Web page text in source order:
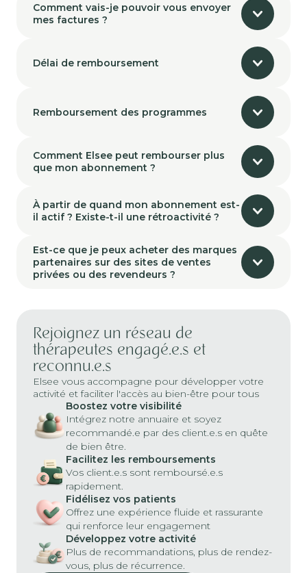
Comment vais-je pouvoir vous envoyer
mes factures ?
Délai de remboursement
Remboursement des programmes
Comment Elsee peut rembourser plus
que mon abonnement ?
À partir de quand mon abonnement est-
il actif ? Existe-t-il une rétroactivité ?
Est-ce que je peux acheter des marques
partenaires sur des sites de ventes
privées ou des revendeurs ?
Rejoignez un réseau de
thérapeutes engagé.e.s et
reconnu.e.s
Elsee vous accompagne pour développer votre
activité et faciliter l'accès au bien-être pour tous
Boostez votre visibilité
Intégrez notre annuaire et soyez
recommandé.e par des client.e.s en quête
de bien être.
Facilitez les remboursements
Vos client.e.s sont remboursé.e.s
rapidement.
Fidélisez vos patients
Offrez une expérience fluide et rassurante
qui renforce leur engagement
Développez votre activité
Plus de recommandations, plus de rendez-
vous, plus de récurrence.